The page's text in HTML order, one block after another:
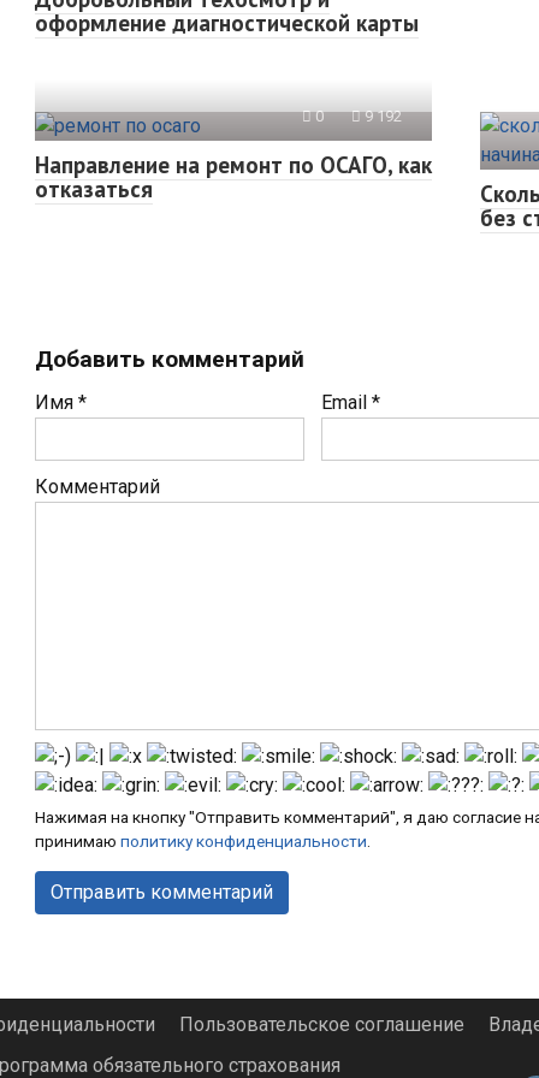
оформление диагностической карты
0 9 192
Направление на ремонт по ОСАГО, как
отказаться
без
Добавить комментарий
Имя * Email *
Комментарий
Нажимая на кнопку "Отправить комментарий", я даю согласие
принимаю политику конфиденциальности
Пользовательское соглашение
обязательного страхования